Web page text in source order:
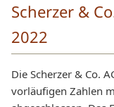
Scherzer &
2022
Die Scherzer & Co.
vorläufigen Zahlen